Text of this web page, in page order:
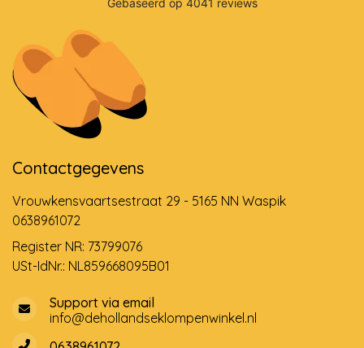
Contactgegevens
Vrouwkensvaartsestraat 29 - 5165 NN Waspik
0638961072
Register NR: 73799076
USt-IdNr.: NL859668095B01
Support via email
info@dehollandseklompenwinkel.nl